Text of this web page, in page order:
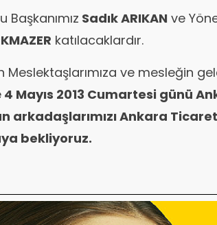
Başkanımız Sadık ARIKAN ve
katılacaklardır.
ve mesleğin
4 Mayıs 2013 Cumartesi günü
arkadaşlarımızı Ankara Ticaret
bekliyoruz.
Meslekler Derneği Ankara